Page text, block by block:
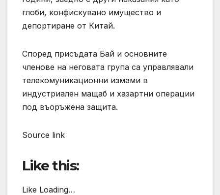
глоби, конфискувано имущество и
депортиране от Китай.
Според присъдата Бай и основните
членове на неговата група са управлявали
телекомуникационни измами в
индустриален мащаб и хазартни операции
под въоръжена защита.
Source link
Like this:
Like Loading…